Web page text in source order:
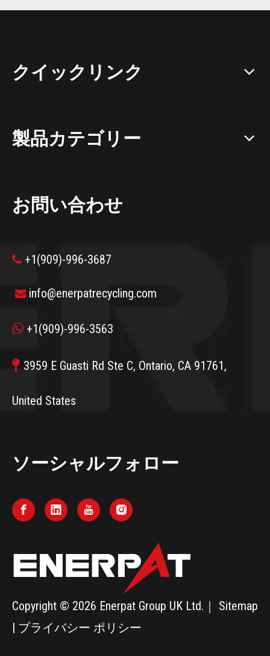
クイックリンク
製品カテゴリー
お問い合わせ
 +1(909)-996-3687
 info@enerpatrecycling.com
 +1(909)-996-3563
 3959 E Guasti Rd Ste C, Ontario, CA 91761,
United States
ソーシャルフォロー
Copyright © 2026 Enerpat Group UK Ltd.｜ Sitemap
| プライバシー ポリシー